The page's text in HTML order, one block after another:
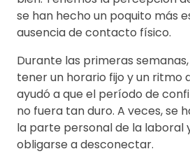
se han hecho un poquito más
ausencia de contacto físico.
Durante las primeras
tener un horario fijo y un ritmo
ayudó a que el período de
no fuera tan duro. A veces, se
la parte personal de la laboral
obligarse a desconectar.